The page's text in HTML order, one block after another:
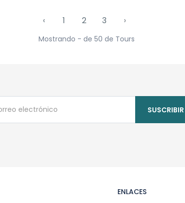
‹ 1 2 3 ›
Mostrando - de 50 de Tours
SUSCRIBIR
ENLACES